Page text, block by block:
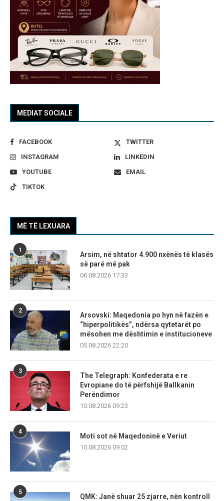
MEDIAT SOCIALE
FACEBOOK
TWITTER
INSTAGRAM
LINKEDIN
YOUTUBE
EMAIL
TIKTOK
MË TË LEXUARA
1
Arsim, në shtator 4.900 nxënës të klasës
së parë më pak
06.08.2026 17:33
2
Arsovski: Maqedonia po hyn në fazën e
“hiperpolitikës”, ndërsa qytetarët po
mësohen me dështimin e institucioneve
05.08.2026 22:20
3
The Telegraph: Konfederata e re
Evropiane do të përfshijë Ballkanin
Perëndimor
10.08.2026 09:23
4
Moti sot në Maqedoninë e Veriut
10.08.2026 09:02
5
QMK: Janë shuar 25 zjarre, nën kontroll